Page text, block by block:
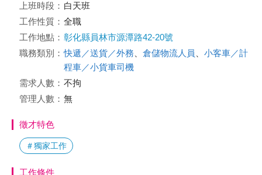
上班時段： 白天班
工作性質： 全職
工作地點： 彰化縣員林市源潭路42-20號
職務類別： 快遞／送貨／外務 倉儲物流人員
小客車／計
程車／小貨車司機
需求人數： 不拘
管理人數： 無
徵才特色
＃獨家工作
工作條件